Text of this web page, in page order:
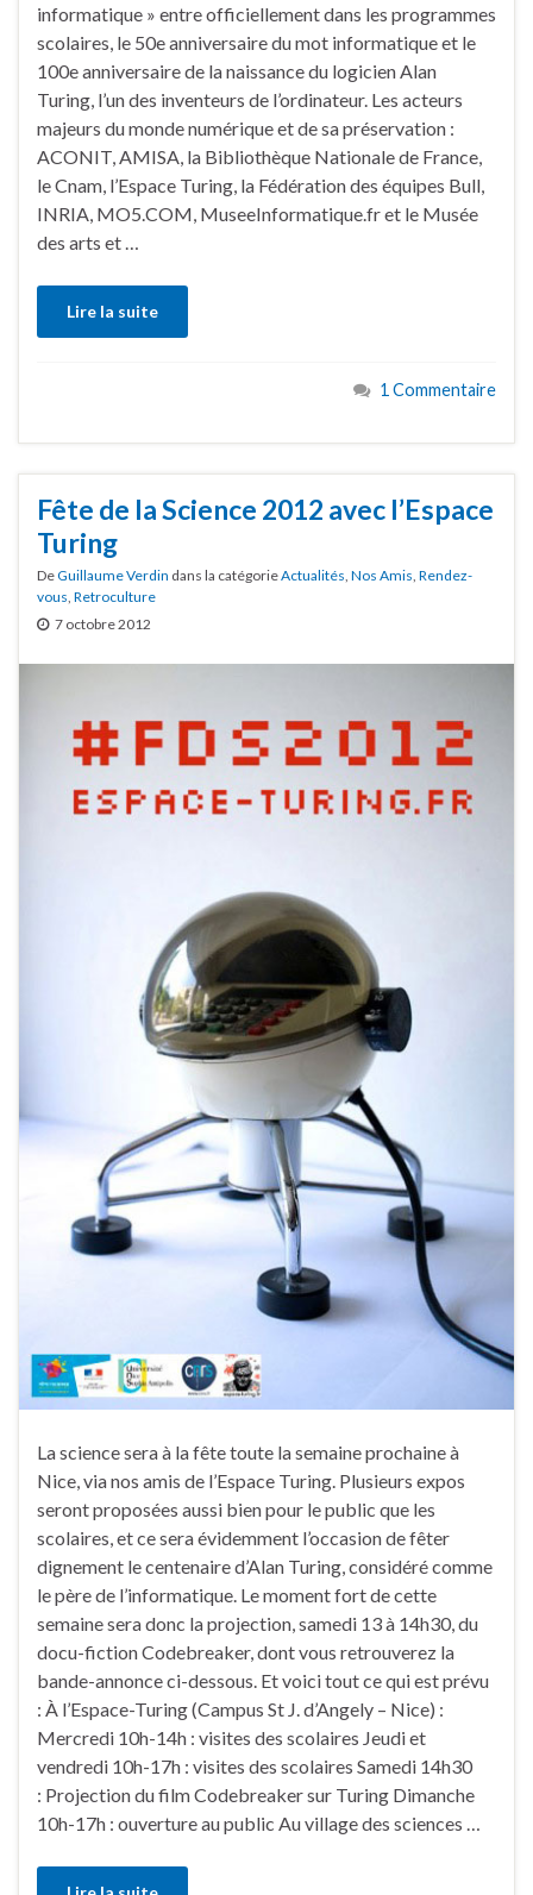
informatique » entre officiellement dans les programmes
scolaires, le 50e anniversaire du mot informatique et le
100e anniversaire de la naissance du logicien Alan
Turing, l’un des inventeurs de l’ordinateur. Les acteurs
majeurs du monde numérique et de sa préservation :
ACONIT, AMISA, la Bibliothèque Nationale de France,
le Cnam, l’Espace Turing, la Fédération des équipes Bull,
INRIA, MO5.COM, MuseeInformatique.fr et le Musée
des arts et …
Lire la suite
1 Commentaire
Fête de la Science 2012 avec l’Espace
Turing
DeGuillaume Verdin dans la catégorieActualités, Nos Amis, Rendez-
vous, Retroculture
7 octobre 2012
La science sera à la fête toute la semaine prochaine à
Nice, via nos amis de l’Espace Turing. Plusieurs expos
seront proposées aussi bien pour le public que les
scolaires, et ce sera évidemment l’occasion de fêter
dignement le centenaire d’Alan Turing, considéré comme
le père de l’informatique. Le moment fort de cette
semaine sera donc la projection, samedi 13 à 14h30, du
docu-fiction Codebreaker, dont vous retrouverez la
bande-annonce ci-dessous. Et voici tout ce qui est prévu
: À l’Espace-Turing (Campus St J. d’Angely – Nice) :
Mercredi 10h-14h : visites des scolaires Jeudi et
vendredi 10h-17h : visites des scolaires Samedi 14h30
: Projection du film Codebreaker sur Turing Dimanche
10h-17h : ouverture au public Au village des sciences …